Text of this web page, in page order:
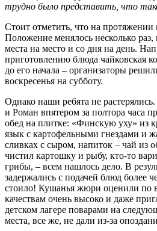
трудно было представить, что
Стоит отметить, что на протяжении
Положение менялось несколько
места на место и со дня на день.
приготовлению блюда чайковская
до его начала – организаторы
воскресенья на субботу.
Однако наши ребята не
и Роман впятером за полтора часа
обед на плитке: «Финскую уху» из
язык с картофельными гнездами и
сливках с сыром, напиток – чай из
чистил картошку и рыбу, кто-то
грибы, – всем нашлось дело. В
задержались с подачей блюд более
стоило! Кушанья жюри оценили по
качествам очень высоко и даже
детском лагере поварами на
места, все же, не дали из-за